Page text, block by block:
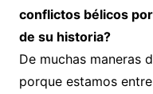
conflictos bélicos
de su historia?
De muchas maneras
porque estamos